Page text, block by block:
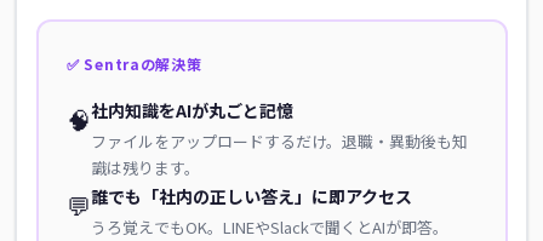
✅ Sentraの解決策
🧠社内知識をAIが丸ごと記憶
ファイルをアップロードするだけ。退職・異動後も知
識は残ります。
💬誰でも「社内の正しい答え」に即アクセス
うろ覚えでもOK。LINEやSlackで聞くとAIが即答。